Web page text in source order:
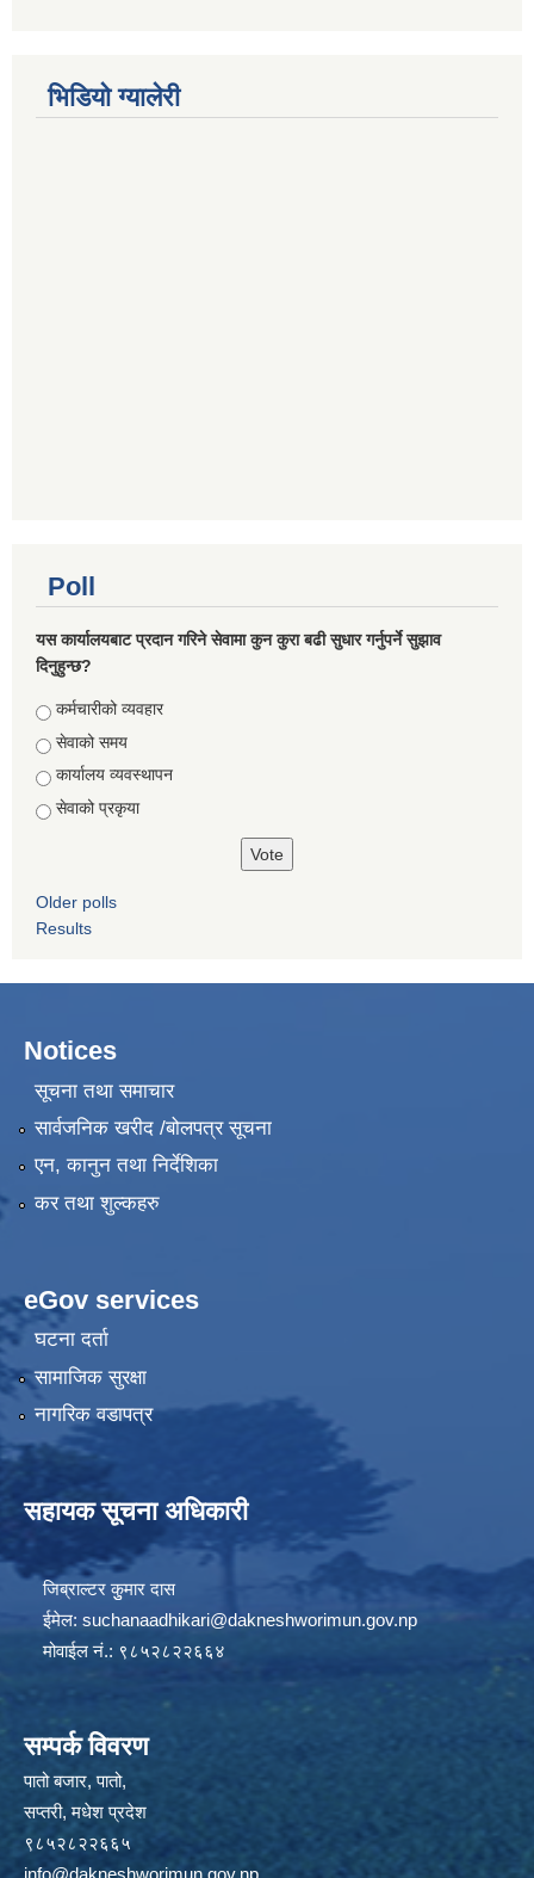
भिडियाे ग्यालेरी
Poll
यस कार्यालयबाट प्रदान गरिने सेवामा कुन कुरा बढी सुधार गर्नुपर्ने सुझाव
दिनुहुन्छ?
Choices
कर्मचारीको व्यवहार
सेवाको समय
कार्यालय व्यवस्थापन
सेवाको प्रकृया
Older polls
Results
Notices
सूचना तथा समाचार
सार्वजनिक खरीद /बोलपत्र सूचना
एन, कानुन तथा निर्देशिका
कर तथा शुल्कहरु
eGov services
घटना दर्ता
सामाजिक सुरक्षा
नागरिक वडापत्र
सहायक सूचना अधिकारी
जिब्राल्टर कुुमार दास
ईमेल: suchanaadhikari@dakneshworimun.gov.np
मोवाईल नं.: ९८५२८२२६६४
सम्पर्क विवरण
पातो बजार, पातो,
सप्तरी, मधेश प्रदेश
९८५२८२२६६५
info@dakneshworimun.gov.np